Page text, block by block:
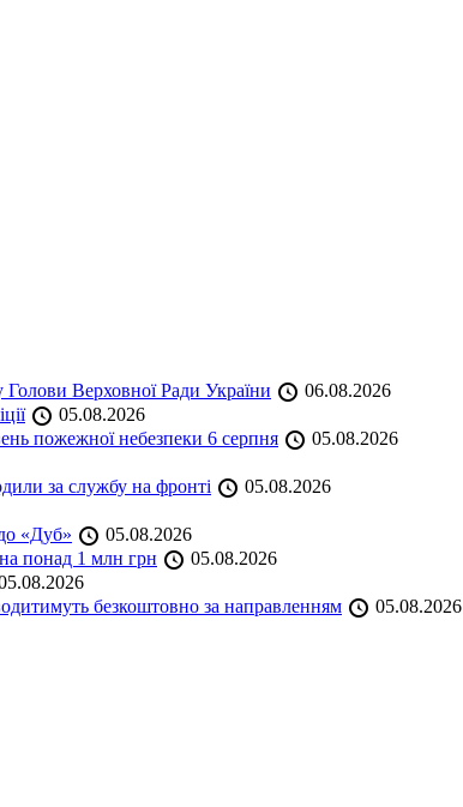
Верховної Ради України
06.08.2026
05.08.2026
пожежної небезпеки 6 серпня
05.08.2026
за службу на фронті
05.08.2026
«Дуб»
05.08.2026
понад 1 млн грн
05.08.2026
безкоштовно за направленням
05.08.2026